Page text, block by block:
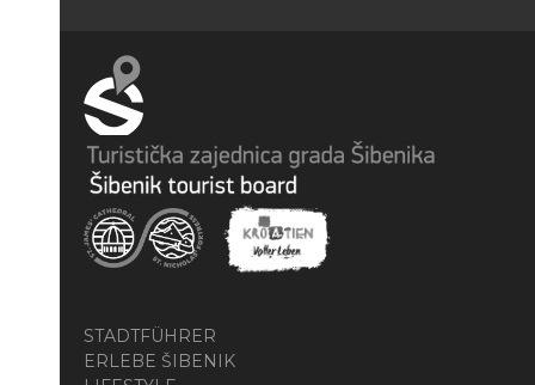
STADTFÜHRER
ERLEBE ŠIBENIK